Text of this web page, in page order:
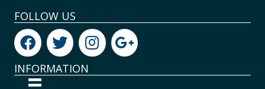
FOLLOW US
INFORMATION